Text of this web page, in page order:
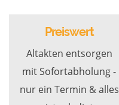
Preiswert
Altakten entsorgen
mit Sofortabholung -
nur ein Termin & alles